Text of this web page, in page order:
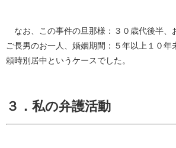
なお、この事件の旦那様：３０歳代後半、
ご長男のお一人、婚姻期間：５年以上１０年
頼時別居中というケースでした。
３．私の弁護活動